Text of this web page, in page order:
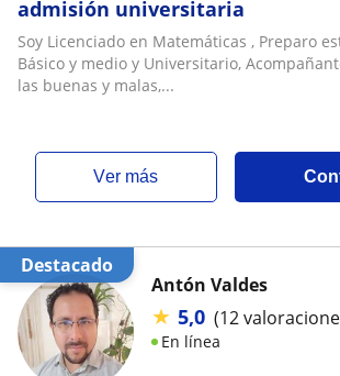
admisión universitaria
Soy Licenciado en Matemáticas , Preparo
Básico y medio y Universitario,
las buenas y malas,...
ver más
Destacado
Antón Valdes
★ 5,0 (12
En línea